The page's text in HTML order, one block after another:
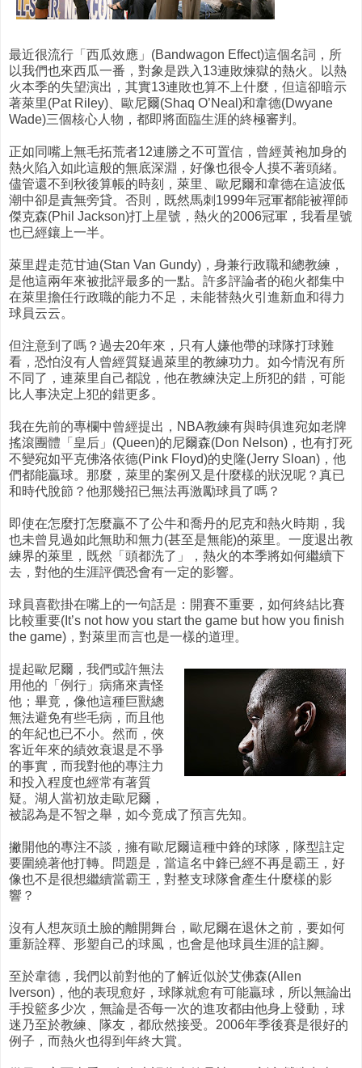
最近很流行「西瓜效應」(Bandwagon Effect)這個名詞，所
以我們也來西瓜一番，對象是跌入13連敗煉獄的熱火。以熱
火本季的失望演出，其實13連敗也算不上什麼，但這卻暗示
著萊里(Pat Riley)、歐尼爾(Shaq O’Neal)和韋德(Dwyane
Wade)三個核心人物，都即將面臨生涯的終極審判。
正如同嘴上無毛拓荒者12連勝之不可置信，曾經黃袍加身的
熱火陷入如此這般的無底深淵，好像也很令人摸不著頭緒。
儘管還不到秋後算帳的時刻，萊里、歐尼爾和韋德在這波低
潮中卻是責無旁貸。否則，既然馬刺1999年冠軍都能被禪師
傑克森(Phil Jackson)打上星號，熱火的2006冠軍，我看星號
也已經鑲上一半。
萊里趕走范甘迪(Stan Van Gundy)，身兼行政職和總教練，
是他這兩年來被批評最多的一點。許多評論者的砲火都集中
在萊里擔任行政職的能力不足，未能替熱火引進新血和得力
球員云云。
但注意到了嗎？過去20年來，只有人嫌他帶的球隊打球難
看，恐怕沒有人曾經質疑過萊里的教練功力。如今情況有所
不同了，連萊里自己都說，他在教練決定上所犯的錯，可能
比人事決定上犯的錯更多。
我在先前的專欄中曾經提出，NBA教練有與時俱進宛如老牌
搖滾團體「皇后」(Queen)的尼爾森(Don Nelson)，也有打死
不變宛如平克佛洛依德(Pink Floyd)的史隆(Jerry Sloan)，他
們都能贏球。那麼，萊里的案例又是什麼樣的狀況呢？真已
和時代脫節？他那幾招已無法再激勵球員了嗎？
即使在怎麼打怎麼贏不了公牛和喬丹的尼克和熱火時期，我
也未曾見過如此無助和無力(甚至是無能)的萊里。一度退出教
練界的萊里，既然「頭都洗了」，熱火的本季將如何繼續下
去，對他的生涯評價恐會有一定的影響。
球員喜歡掛在嘴上的一句話是：開賽不重要，如何終結比賽
比較重要(It’s not how you start the game but how you finish
the game)，對萊里而言也是一樣的道理。
提起歐尼爾，我們或許無法
用他的「例行」病痛來責怪
他；畢竟，像他這種巨獸總
無法避免有些毛病，而且他
的年紀也已不小。然而，俠
客近年來的績效衰退是不爭
的事實，而我對他的專注力
和投入程度也經常有著質
疑。湖人當初放走歐尼爾，
被認為是不智之舉，如今竟成了預言先知。
撇開他的專注不談，擁有歐尼爾這種中鋒的球隊，隊型註定
要圍繞著他打轉。問題是，當這名中鋒已經不再是霸王，好
像也不是很想繼續當霸王，對整支球隊會產生什麼樣的影
響？
沒有人想灰頭土臉的離開舞台，歐尼爾在退休之前，要如何
重新詮釋、形塑自己的球風，也會是他球員生涯的註腳。
至於韋德，我們以前對他的了解近似於艾佛森(Allen
Iverson)，他的表現愈好，球隊就愈有可能贏球，所以無論出
手投籃多少次，無論是否每一次的進攻都由他身上發動，球
迷乃至於教練、隊友，都欣然接受。2006年季後賽是很好的
例子，而熱火也得到年終大賞。